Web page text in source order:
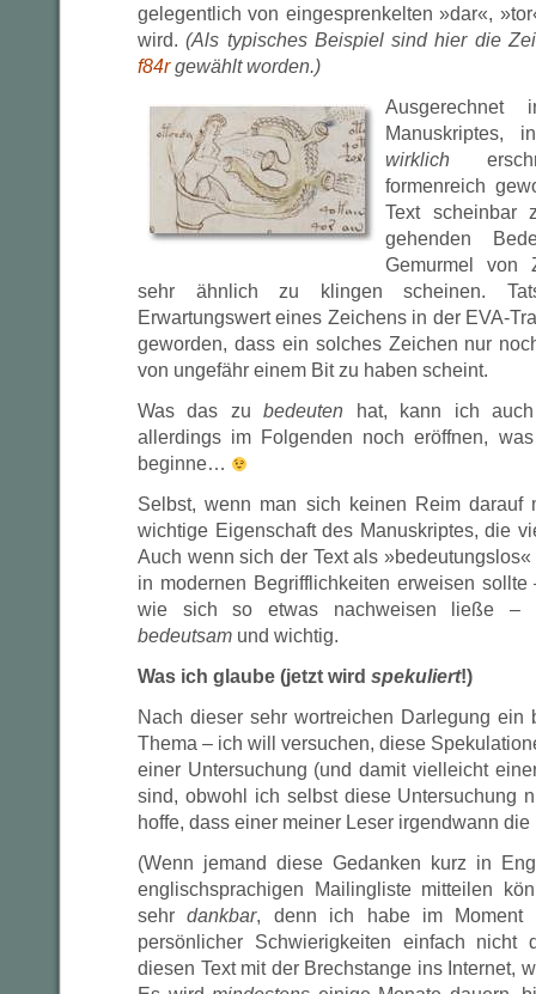
gelegentlich von eingesprenkelten »dar«,
wird.(Als typisches Beispiel sind hier die
f84rgewählt worden.)
Manuskriptes,
wirklich
formenreich
Text scheinbar
gehenden
Gemurmel von
sehr ähnlich zu klingen scheinen.
Erwartungswert eines Zeichens in der EVA-
geworden, dass ein solches Zeichen nur
von ungefähr einem Bit zu haben scheint.
Was das zubedeuten hat, kann ich
allerdings im Folgenden noch eröffnen,
beginne…
Selbst, wenn man sich keinen Reim darauf
wichtige Eigenschaft des Manuskriptes, die
Auch wenn sich der Text als
in modernen Begrifflichkeiten erweisen
wie sich so etwas nachweisen ließe –
bedeutsam und wichtig.
Was ich glaube (jetzt wird spekuliert!)
Nach dieser sehr wortreichen Darlegung ein
Thema – ich will versuchen, diese
einer Untersuchung (und damit vielleicht
sind, obwohl ich selbst diese Untersuchung
hoffe, dass einer meiner Leser irgendwann
(Wenn jemand diese Gedanken kurz in
englischsprachigen Mailingliste mitteilen
sehrdankbar, denn ich habe im Moment
persönlicher Schwierigkeiten einfach
diesen Text mit der Brechstange ins Internet,